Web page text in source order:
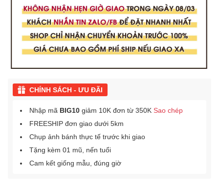
CHÍNH SÁCH - ƯU ĐÃI
Nhập mã BIG10 giảm 10K đơn từ 350K Sao chép
FREESHIP đơn giao dưới 5km
Chụp ảnh bánh thực tế trước khi giao
Tặng kèm 01 mũ, nến tuổi
Cam kết giống mẫu, đúng giờ